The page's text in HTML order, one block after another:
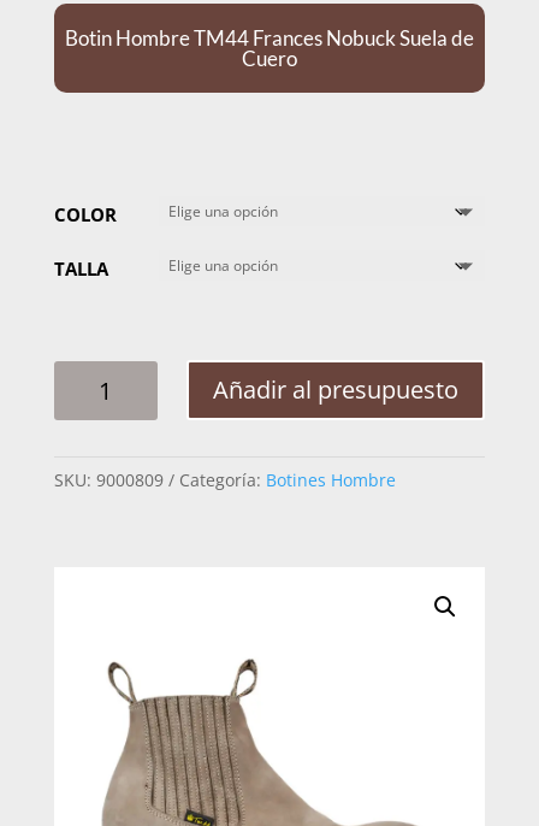
Botin Hombre TM44 Frances Nobuck Suela de
Cuero
COLOR
TALLA
HOMBRE
NOBUCK
Añadir al presupuesto
SKU: 9000809 Categoría: Botines Hombre